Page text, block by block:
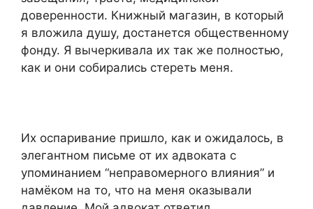
доверенности. Книжный магазин, в который
я вложила душу, достанется общественному
фонду. Я вычеркивала их так же полностью,
как и они собирались стереть меня.
Их оспаривание пришло, как и ожидалось, в
элегантном письме от их адвоката с
упоминанием “неправомерного влияния” и
намёком на то, что на меня оказывали